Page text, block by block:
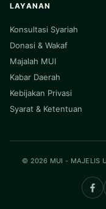
LAYANAN
Konsultasi Syariah
Donasi & Wakaf
Majalah MUI
Kabar Daerah
Kebijakan Privasi
Syarat & Ketentuan
© 2026 MUI - MAJELIS